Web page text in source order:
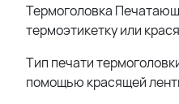
Термоголовка
термоэтикетку или
Тип печати
помощью красящей